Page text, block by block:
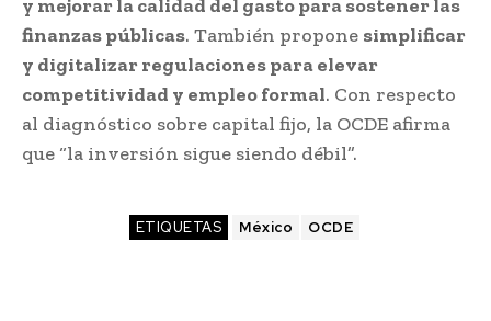
y mejorar la calidad del gasto para sostener las
finanzas públicas. También propone simplificar
y digitalizar regulaciones para elevar
competitividad y empleo formal. Con respecto
al diagnóstico sobre capital fijo, la OCDE afirma
que “la inversión sigue siendo débil”.
ETIQUETAS México OCDE